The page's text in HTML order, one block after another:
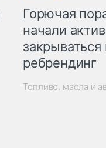
Горючая
начали
ребрендинг
Топливо, масла и